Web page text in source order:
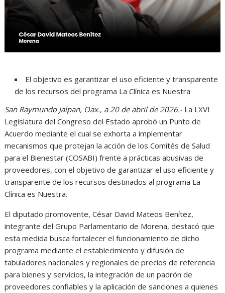
El objetivo es garantizar el uso eficiente y transparente
de los recursos del programa La Clínica es Nuestra
San Raymundo Jalpan, Oax., a 20 de abril de 2026.-La LXVI
Legislatura del Congreso del Estado aprobó un Punto de
Acuerdo mediante el cual se exhorta a implementar
mecanismos que protejan la acción de los Comités de Salud
para el Bienestar (COSABI) frente a prácticas abusivas de
proveedores, con el objetivo de garantizar el uso eficiente y
transparente de los recursos destinados al programa La
Clínica es Nuestra.
El diputado promovente, César David Mateos Benítez,
integrante del Grupo Parlamentario de Morena, destacó que
esta medida busca fortalecer el funcionamiento de dicho
programa mediante el establecimiento y difusión de
tabuladores nacionales y regionales de precios de referencia
para bienes y servicios, la integración de un padrón de
proveedores confiables y la aplicación de sanciones a quienes